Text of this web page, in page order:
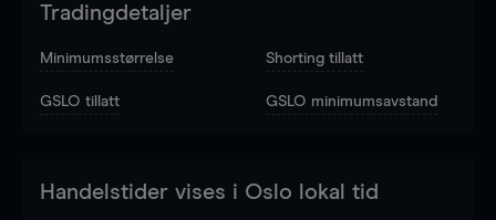
Tradingdetaljer
Minimumsstørrelse Shorting tillatt
GSLO tillatt GSLO minimumsavstand
Handelstider vises i Oslo lokal tid